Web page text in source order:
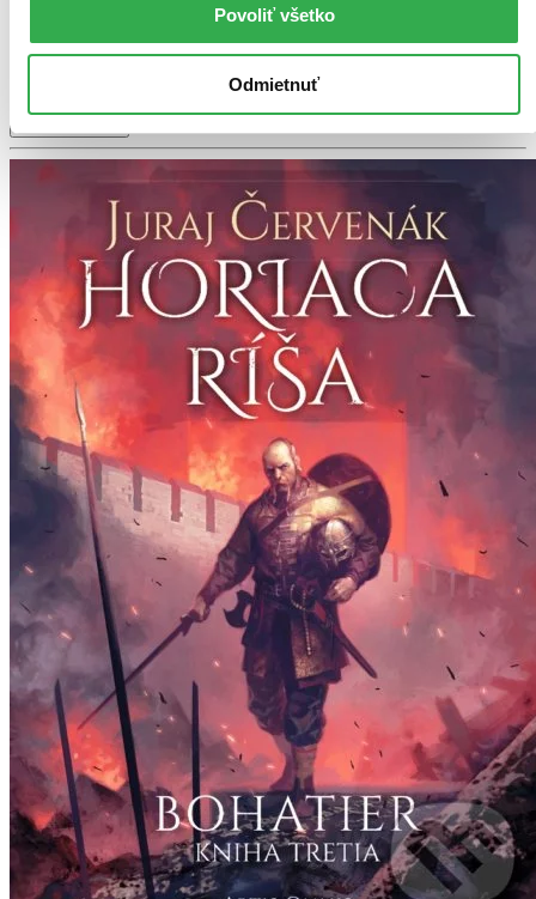
Povoliť všetko
Odmietnuť
iba posledné kusy a ďalšie už nemá ani distribútor, preto je
ponáhľajte sa!